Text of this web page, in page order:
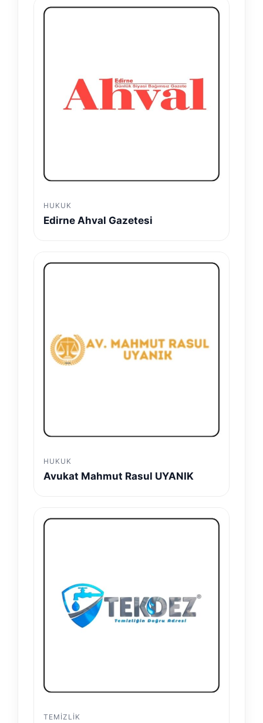
HUKUK
Edirne Ahval Gazetesi
HUKUK
Avukat Mahmut Rasul UYANIK
TEMIZLIK